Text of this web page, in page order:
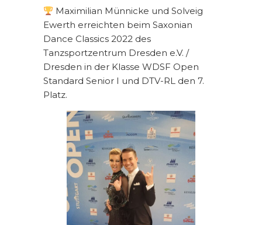
Maximilian Münnicke und Solveig
Ewerth erreichten beim Saxonian
Dance Classics 2022 des
Tanzsportzentrum Dresden e.V. /
Dresden in der Klasse WDSF Open
Standard Senior I und DTV-RL den 7.
Platz.